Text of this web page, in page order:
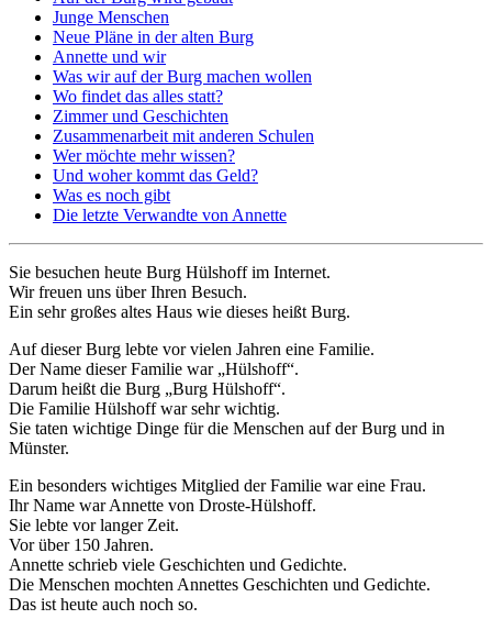
Junge Menschen
Neue Pläne in der alten Burg
Annette und wir
Was wir auf der Burg machen wollen
Wo findet das alles statt?
Zimmer und Geschichten
Zusammenarbeit mit anderen Schulen
Wer möchte mehr wissen?
Und woher kommt das Geld?
Was es noch gibt
Die letzte Verwandte von Annette
Sie besuchen heute Burg Hülshoff im Internet.
Wir freuen uns über Ihren Besuch.
Ein sehr großes altes Haus wie dieses heißt Burg.
Auf dieser Burg lebte vor vielen Jahren eine Familie.
Der Name dieser Familie war „Hülshoff“.
Darum heißt die Burg „Burg Hülshoff“.
Die Familie Hülshoff war sehr wichtig.
Sie taten wichtige Dinge für die Menschen auf der Burg und in
Münster.
Ein besonders wichtiges Mitglied der Familie war eine Frau.
Ihr Name war Annette von Droste-Hülshoff.
Sie lebte vor langer Zeit.
Vor über 150 Jahren.
Annette schrieb viele Geschichten und Gedichte.
Die Menschen mochten Annettes Geschichten und Gedichte.
Das ist heute auch noch so.